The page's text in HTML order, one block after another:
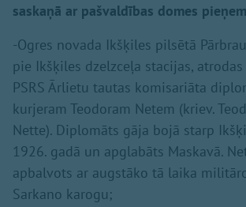
saskaņā ar pašvaldības domes
-Ogres novada Ikšķiles pilsētā
pie Ikšķiles dzelzceļa stacijas,
PSRS Ārlietu tautas komisariāta
kurjeram Teodoram Netem (kriev.
Nette). Diplomāts gāja bojā starp
1926. gadā un apglabāts Maskavā.
apbalvots ar augstāko tā laika
Sarkano karogu;